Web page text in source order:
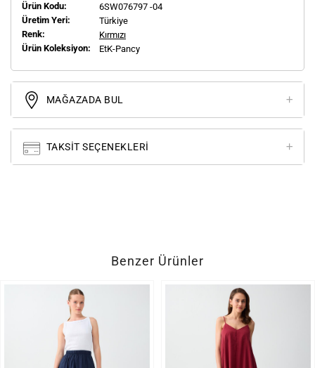
Ürün Kodu:
6SW076797 -04
Üretim Yeri:
Türkiye
Renk:
Kırmızı
Ürün Koleksiyon:
EtK-Pancy
MAĞAZADA BUL
TAKSIT SEÇENEKLERI
Benzer Ürünler